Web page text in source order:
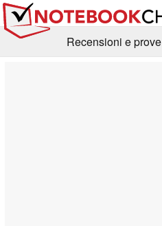
Recensioni e prove